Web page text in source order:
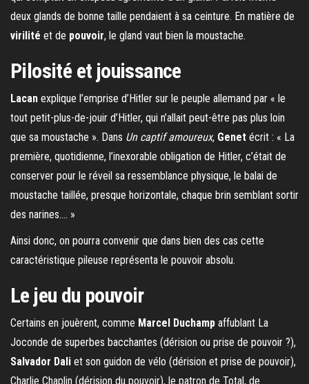
deux glands de bonne taille pendaient à sa ceinture. En matière de
virilité et de pouvoir, le gland vaut bien la moustache.
Pilosité et jouissance
Lacan explique l’emprise d’Hitler sur le peuple allemand par « le
tout petit-plus-de-jouir d’Hitler, qui n’allait peut-être pas plus loin
que sa moustache ». Dans Un captif amoureux, Genet écrit : « La
première, quotidienne, l’inexorable obligation de Hitler, c’était de
conserver pour le réveil sa ressemblance physique, le balai de
moustache taillée, presque horizontale, chaque brin semblant sortir
des narines…. »
Ainsi donc, on pourra convenir que dans bien des cas cette
caractéristique pileuse représenta le pouvoir absolu.
Le jeu du pouvoir
Certains en jouèrent, comme Marcel Duchamp affublant La
Joconde de superbes bacchantes (dérision ou prise de pouvoir ?),
Salvador Dali et son guidon de vélo (dérision et prise de pouvoir),
Charlie Chaplin (dérision du pouvoir), le patron de Total, de